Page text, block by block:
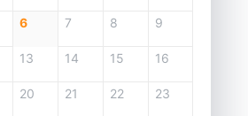
6 7 8 9
13 14 15 16
20 21 22 23